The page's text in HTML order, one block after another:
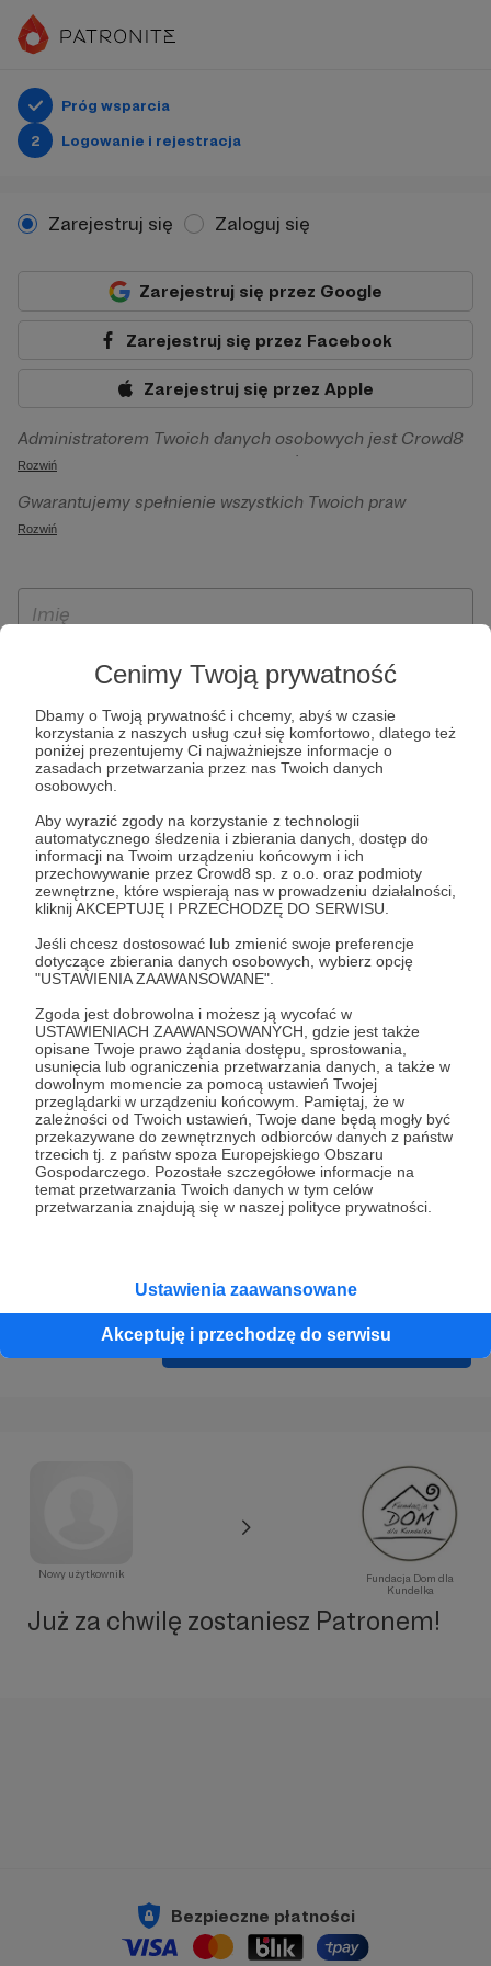
Cenimy Twoją prywatność
Dbamy o Twoją prywatność i chcemy, abyś w czasie
korzystania z naszych usług czuł się komfortowo, dlatego też
poniżej prezentujemy Ci najważniejsze informacje o
zasadach przetwarzania przez nas Twoich danych
osobowych.
Aby wyrazić zgody na korzystanie z technologii
automatycznego śledzenia i zbierania danych, dostęp do
informacji na Twoim urządzeniu końcowym i ich
przechowywanie przez Crowd8 sp. z o.o. oraz podmioty
zewnętrzne, które wspierają nas w prowadzeniu działalności,
kliknij AKCEPTUJĘ I PRZECHODZĘ DO SERWISU.
Jeśli chcesz dostosować lub zmienić swoje preferencje
dotyczące zbierania danych osobowych, wybierz opcję
"USTAWIENIA ZAAWANSOWANE".
Zgoda jest dobrowolna i możesz ją wycofać w
USTAWIENIACH ZAAWANSOWANYCH, gdzie jest także
opisane Twoje prawo żądania dostępu, sprostowania,
usunięcia lub ograniczenia przetwarzania danych, a także w
dowolnym momencie za pomocą ustawień Twojej
przeglądarki w urządzeniu końcowym. Pamiętaj, że w
zależności od Twoich ustawień, Twoje dane będą mogły być
przekazywane do zewnętrznych odbiorców danych z państw
trzecich tj. z państw spoza Europejskiego Obszaru
Gospodarczego. Pozostałe szczegółowe informacje na
temat przetwarzania Twoich danych w tym celów
przetwarzania znajdują się w naszej polityce prywatności.
Ustawienia zaawansowane
Akceptuję i przechodzę do serwisu
Próg wsparcia
2
Logowanie i rejestracja
Zarejestruj się Zaloguj się
Zarejestruj się przez Google
Zarejestruj się przez Facebook
Zarejestruj się przez Apple
Administratorem Twoich danych osobowych jest Crowd8
sp. z o.o. z siedziba w Warszawie, ul. Żwirki i Wigury 16, 02-
092 Warszawa. Twoje dane osobowe będą przetwarzane w
szczególności w celu wykonania umowy zawartej z Tobą, w
Patronite.pl, w tym możliwości dokonywania oraz
otrzymywania wsparcia na naszej platformie oraz
Rozwiń
Gwarantujemy spełnienie wszystkich Twoich praw
wynikających z ogólnego rozporządzenia o ochronie
ich przenoszenia, niepodlegania zautomatyzowanemu
wyrażenia sprzeciwu wobec przetwarzania Twoich danych
osobowych. Rejestracja dla osób niepełnoletnich możliwa
jest po przekazaniu podpisanego formularza "Zgodna na
założenie konta przez osobę niepełnoletnią", formularz
dostępny jest na stronie regulaminu Patronite.pl.
Rozwiń
* Zapoznałem się i akceptujęRegulaminserwisu oraz
Prywatności.
* Wyrażam zgodę na przetwarzanie moich danych
osobowych podanych w formularzu rejestracyjnym w celu
prawidłowego świadczenia usług serwisu Patronite.
Wyrażam zgodę na otrzymywanie drogą elektroniczną
informacji handlowych - newslettera. Opcja ta może zostać
zmieniona w ustawieniach konta.
Cofnij Zarejestruj się i przejdź dalej
Nowy użytkownik
Fundacja Dom dla
Kundelka
Już za chwilę zostaniesz Patronem!
Bezpieczne płatności